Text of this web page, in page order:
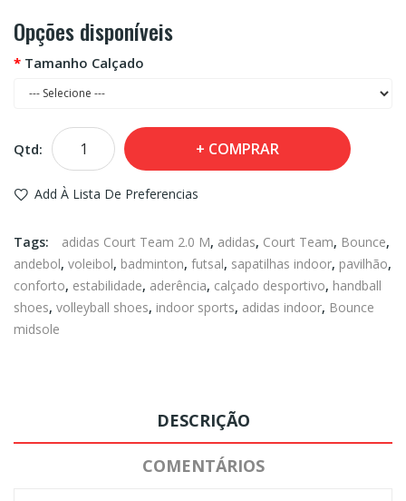
Opções disponíveis
Tamanho Calçado
Qtd: COMPRAR
Add À Lista De Preferencias
Tags: adidas Court Team 2.0 M, adidas, Court Team, Bounce,
andebol, voleibol, badminton, futsal, sapatilhas indoor, pavilhão,
conforto, estabilidade, aderência, calçado desportivo, handball
shoes, volleyball shoes, indoor sports, adidas indoor, Bounce
midsole
DESCRIÇÃO
COMENTÁRIOS